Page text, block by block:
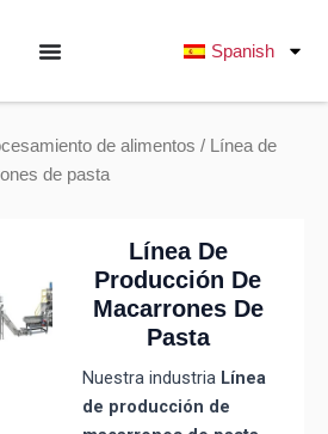
Spanish
de alimentos / Línea de
de pasta
Línea De
Producción De
Macarrones De
Pasta
Nuestra industria Línea
de producción de